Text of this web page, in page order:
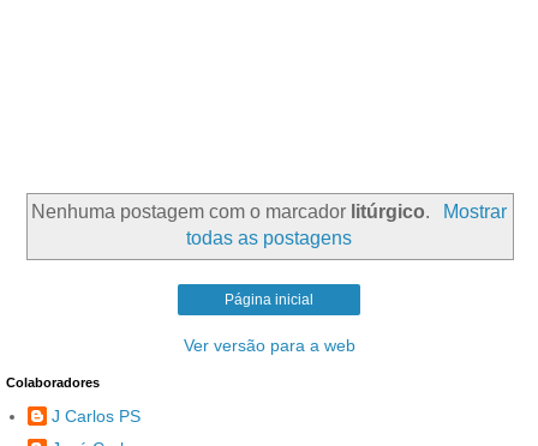
Nenhuma postagem com o marcador litúrgico.
Mostrar
todas as postagens
Página inicial
Ver versão para a web
Colaboradores
J Carlos PS